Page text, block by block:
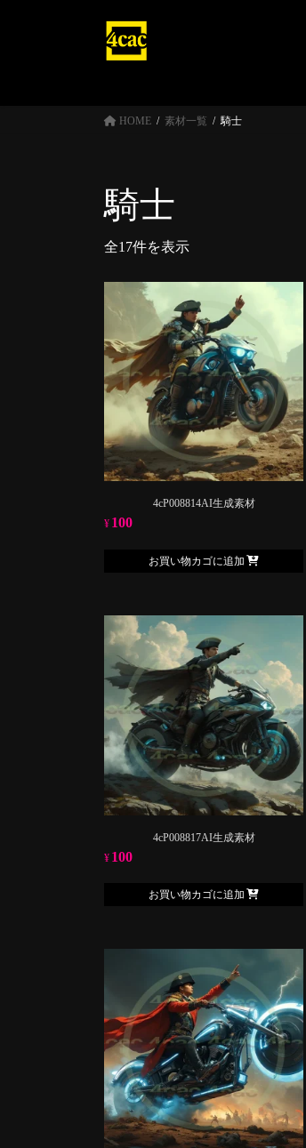
HOME 素材一覧 騎士
騎士
全17件を表示
4cP008814AI生成素材
¥ 100
お買い物カゴに追加
4cP008817AI生成素材
¥ 100
お買い物カゴに追加